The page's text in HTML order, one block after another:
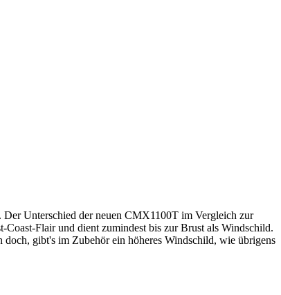
Unterschied der neuen CMX1100T im Vergleich zur
Flair und dient zumindest bis zur Brust als Windschild.
gibt's im Zubehör ein höheres Windschild, wie übrigens